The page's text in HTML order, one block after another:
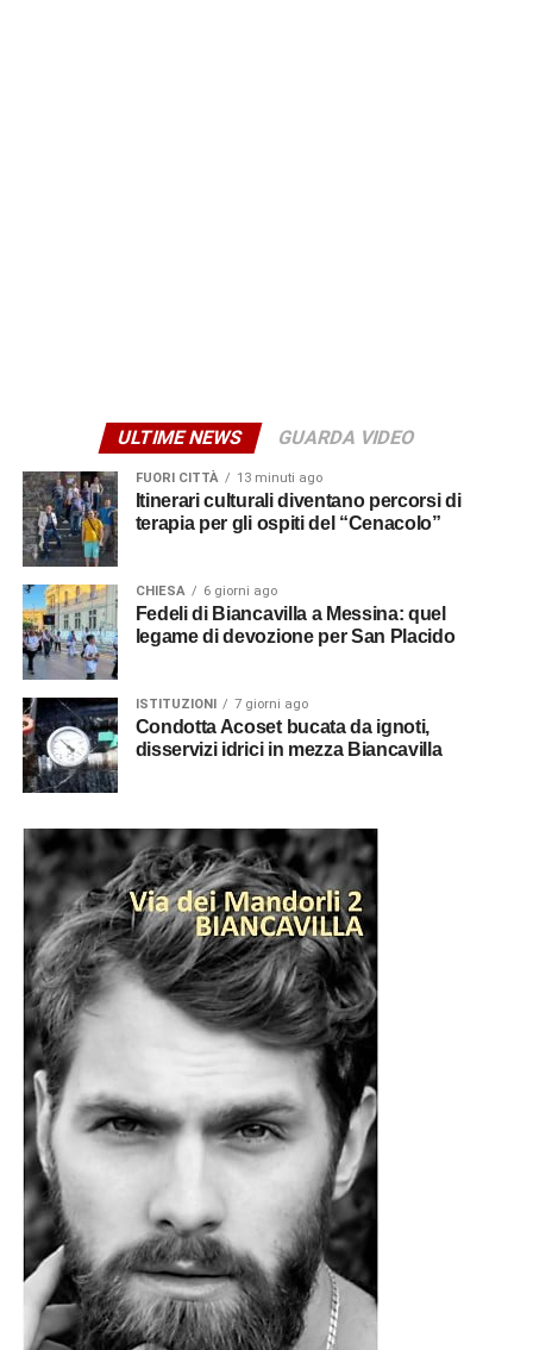
ULTIME NEWS GUARDA VIDEO
FUORI CITTÀ 13 minuti ago
Itinerari culturali diventano percorsi di
terapia per gli ospiti del “Cenacolo”
CHIESA 6 giorni ago
Fedeli di Biancavilla a Messina: quel
legame di devozione per San Placido
ISTITUZIONI 7 giorni ago
Condotta Acoset bucata da ignoti,
disservizi idrici in mezza Biancavilla